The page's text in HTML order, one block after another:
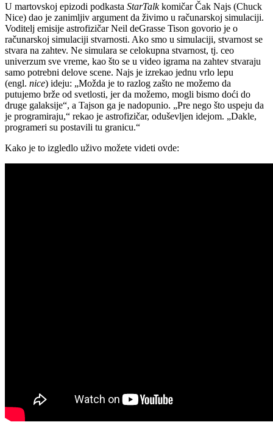
U martovskoj epizodi podkasta StarTalkkomičar Čak Najs (Chuck
Nice) dao je zanimljiv argument da živimo u računarskoj simulaciji.
Voditelj emisije astrofizičar Neil deGrasse Tison govorio je o
računarskoj simulaciji stvarnosti. Ako smo u simulaciji, stvarnost se
stvara na zahtev. Ne simulara se celokupna stvarnost, tj. ceo
univerzum sve vreme, kao što se u video igrama na zahtev stvaraju
samo potrebni delove scene. Najs je izrekao jednu vrlo lepu
(engl. nice) ideju: „Možda je to razlog zašto ne možemo da
putujemo brže od svetlosti, jer da možemo, mogli bismo doći do
druge galaksije“, a Tajson ga je nadopunio. „Pre nego što uspeju da
je programiraju,“ rekao je astrofizičar, oduševljen idejom. „Dakle,
programeri su postavili tu granicu.“
Kako je to izgledlo uživo možete videti ovde: